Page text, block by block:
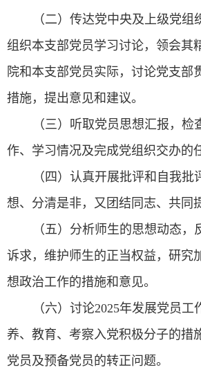
（二）传达党中央及上级党组
组织本支部党员学习讨论，领会其
院和本支部党员实际，讨论党支部
措施，提出意见和建议。
（三）听取党员思想汇报，检
作、学习情况及完成党组织交办的
（四）认真开展批评和自我批
想、分清是非，又团结同志、共同
（五）分析师生的思想动态，
诉求，维护师生的正当权益，研究
想政治工作的措施和意见。
（六）讨论2025年发展党员
养、教育、考察入党积极分子的措
党员及预备党员的转正问题。